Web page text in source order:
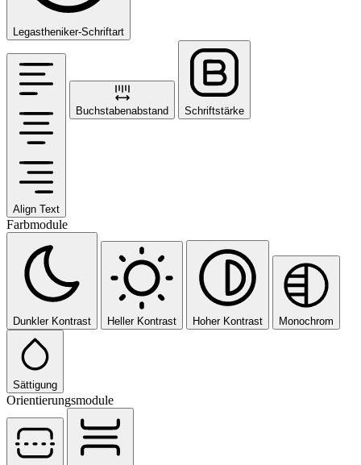
Legastheniker-Schriftart
Align Text
Buchstabenabstand Schriftstärke
Farbmodule
Dunkler Kontrast Heller Kontrast Hoher Kontrast Monochrom
Sättigung
Orientierungsmodule